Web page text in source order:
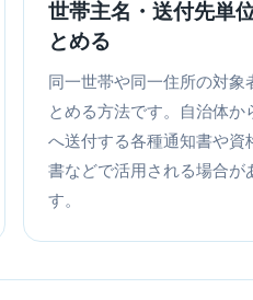
世帯主名・送付先単
とめる
同一世帯や同一住所の対象
とめる方法です。自治体か
へ送付する各種通知書や資
書などで活用される場合が
す。